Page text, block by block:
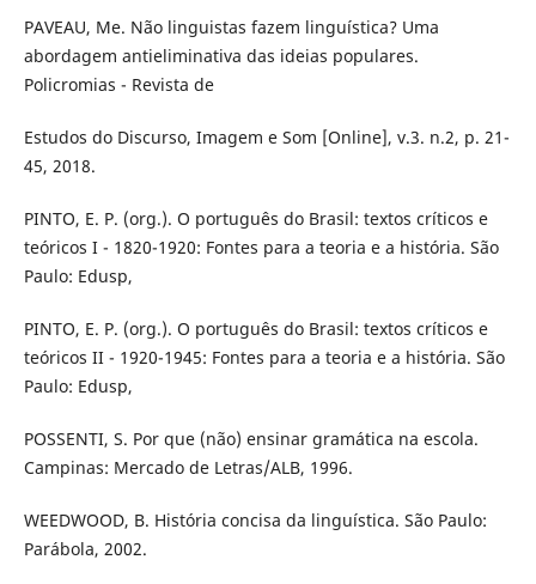
PAVEAU, Me. Não linguistas fazem linguística? Uma
abordagem antieliminativa das ideias populares.
Policromias - Revista de
Estudos do Discurso, Imagem e Som [Online], v.3. n.2, p. 21-
45, 2018.
PINTO, E. P. (org.). O português do Brasil: textos críticos e
teóricos I - 1820-1920: Fontes para a teoria e a história. São
Paulo: Edusp,
PINTO, E. P. (org.). O português do Brasil: textos críticos e
teóricos II - 1920-1945: Fontes para a teoria e a história. São
Paulo: Edusp,
POSSENTI, S. Por que (não) ensinar gramática na escola.
Campinas: Mercado de Letras/ALB, 1996.
WEEDWOOD, B. História concisa da linguística. São Paulo:
Parábola, 2002.